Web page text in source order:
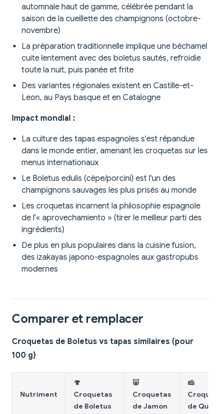
automnale haut de gamme, célébrée pendant la
saison de la cueillette des champignons (octobre-
novembre)
La préparation traditionnelle implique une béchamel
cuite lentement avec des boletus sautés, refroidie
toute la nuit, puis panée et frite
Des variantes régionales existent en Castille-et-
Leon, au Pays basque et en Catalogne
Impact mondial :
La culture des tapas espagnoles s'est répandue
dans le monde entier, amenant les croquetas sur les
menus internationaux
Le Boletus edulis (cèpe/porcini) est l'un des
champignons sauvages les plus prisés au monde
Les croquetas incarnent la philosophie espagnole
de l'« aprovechamiento » (tirer le meilleur parti des
ingrédients)
De plus en plus populaires dans la cuisine fusion,
des izakayas japono-espagnoles aux gastropubs
modernes
Comparer et remplacer
Croquetas de Boletus vs tapas similaires (pour
100 g)
Nutriment
🍄
Croquetas
de Boletus
🐷
Croquetas
de Jamon
🧀
de